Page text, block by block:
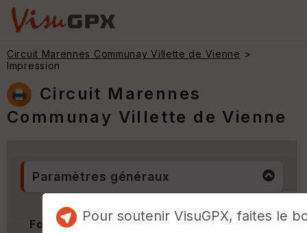
Circuit Marennes Communay Villette de Vienne >
Impression
Circuit Marennes
Communay Villette de Vienne
Paramètres généraux
Format & Orientation
Pour soutenir VisuGPX, faites le